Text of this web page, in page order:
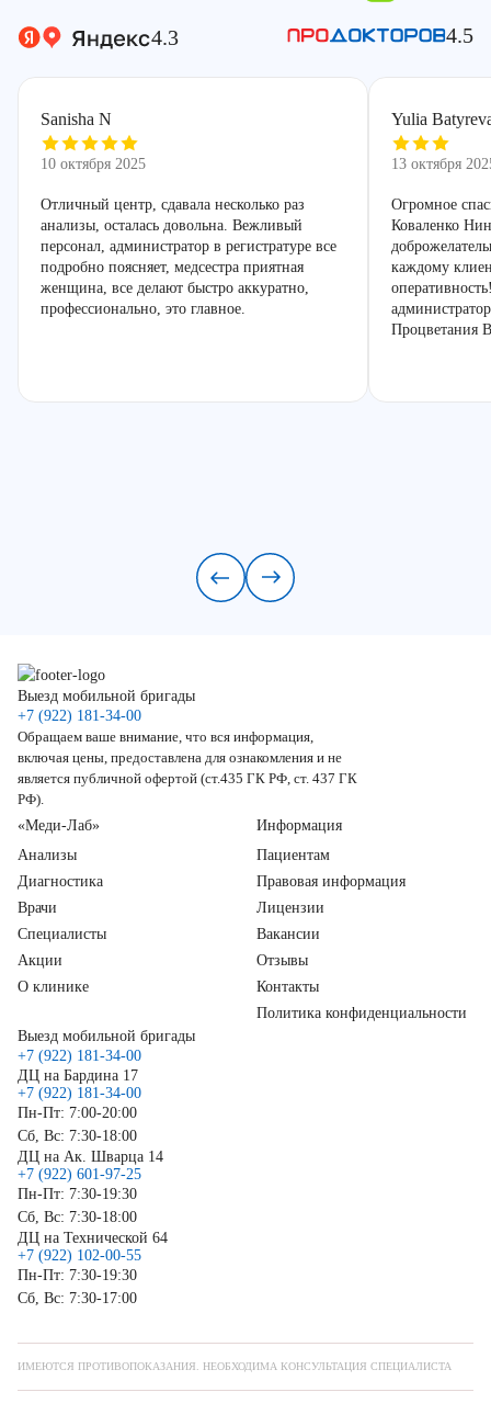
4.3 4.5
Sanisha N
10 октября 2025
Отличный центр, сдавала несколько раз
анализы, осталась довольна. Вежливый
персонал, администратор в регистратуре все
подробно поясняет, медсестра приятная
женщина, все делают быстро аккуратно,
профессионально, это главное.
Yulia
13 октября
Огромное
Коваленко
каждому
Выезд мобильной бригады
+7 (922) 181-34-00
Обращаем ваше внимание, что вся информация,
включая цены, предоставлена для ознакомления и не
является публичной офертой (ст.435 ГК РФ, ст. 437 ГК
РФ).
«Меди-Лаб»
Анализы
Диагностика
Врачи
Специалисты
Акции
О клинике
Информация
Пациентам
Правовая информация
Лицензии
Вакансии
Отзывы
Контакты
Политика конфиденциальности
Выезд мобильной бригады
+7 (922) 181-34-00
ДЦ на Бардина 17
+7 (922) 181-34-00
Пн-Пт: 7:00-20:00
Сб, Вс: 7:30-18:00
ДЦ на Ак. Шварца 14
+7 (922) 601-97-25
Пн-Пт: 7:30-19:30
Сб, Вс: 7:30-18:00
ДЦ на Технической 64
+7 (922) 102-00-55
Пн-Пт: 7:30-19:30
Сб, Вс: 7:30-17:00
ИМЕЮТСЯ ПРОТИВОПОКАЗАНИЯ. НЕОБХОДИМА КОНСУЛЬТАЦИЯ СПЕЦИАЛИСТА